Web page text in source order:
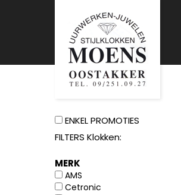
ENKEL PROMOTIES
FILTERS Klokken:
MERK
AMS
Cetronic